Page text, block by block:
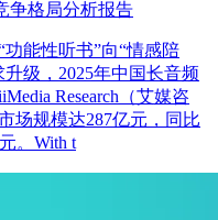
争格局分析报告
能性听书”向“情感陪
级，2025年中国长音频
Research（艾媒咨
场规模达287亿元，同比
。With t